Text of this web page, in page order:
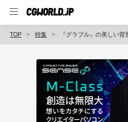
TOP 特集 『グラブル』の美しい背景世界を3Dで再現する